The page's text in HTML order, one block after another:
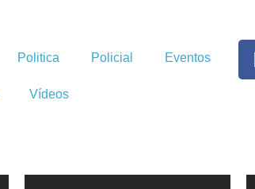
Politica Policial Eventos
Vídeos